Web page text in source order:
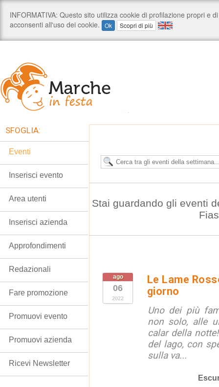
Stai guardando gli eventi
ago
06
2022
Le Lame
giorno
Uno dei più
non solo, alle
calar della
del lago, con
sulla va...
SFOGLIA:
Eventi
Inserisci evento
Area utenti
Inserisci azienda
Approfondimenti
Redazionali
Fare promozione
Promuovi evento
Promuovi azienda
Ricevi Newsletter